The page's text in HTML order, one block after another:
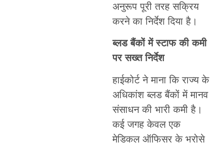
अनुरूप पूरी तरह सक्रिय
करने का निर्देश दिया है।
ब्लड बैंकों में स्टाफ की कमी
पर सख्त निर्देश
हाईकोर्ट ने माना कि राज्य के
अधिकांश ब्लड बैंकों में मानव
संसाधन की भारी कमी है।
कई जगह केवल एक
मेडिकल ऑफिसर के भरोसे